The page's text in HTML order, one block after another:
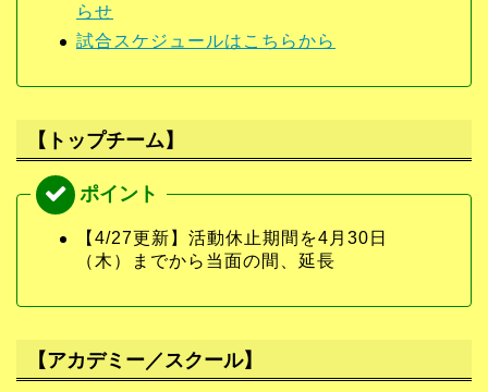
らせ
試合スケジュールはこちらから
【トップチーム】
【4/27更新】活動休止期間を4月30日
（木）までから当面の間、延長
【アカデミー／スクール】